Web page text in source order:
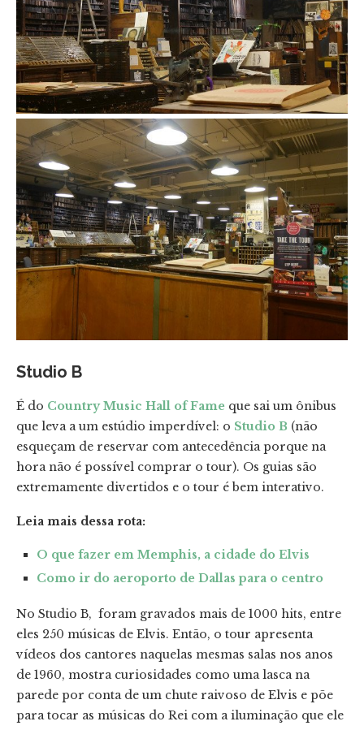
Studio B
É do Country Music Hall of Fame que sai um ônibus
que leva a um estúdio imperdível: o Studio B (não
esqueçam de reservar com antecedência porque na
hora não é possível comprar o tour). Os guias são
extremamente divertidos e o tour é bem interativo.
Leia mais dessa rota:
O que fazer em Memphis, a cidade do Elvis
Como ir do aeroporto de Dallas para o centro
No Studio B, foram gravados mais de 1000 hits, entre
eles 250 músicas de Elvis. Então, o tour apresenta
vídeos dos cantores naquelas mesmas salas nos anos
de 1960, mostra curiosidades como uma lasca na
parede por conta de um chute raivoso de Elvis e põe
para tocar as músicas do Rei com a iluminação que ele